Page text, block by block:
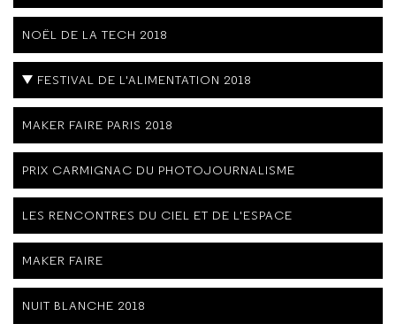
NOËL DE LA TECH 2018
FESTIVAL DE L'ALIMENTATION 2018
MAKER FAIRE PARIS 2018
PRIX CARMIGNAC DU PHOTOJOURNALISME
LES RENCONTRES DU CIEL ET DE L'ESPACE
MAKER FAIRE
NUIT BLANCHE 2018